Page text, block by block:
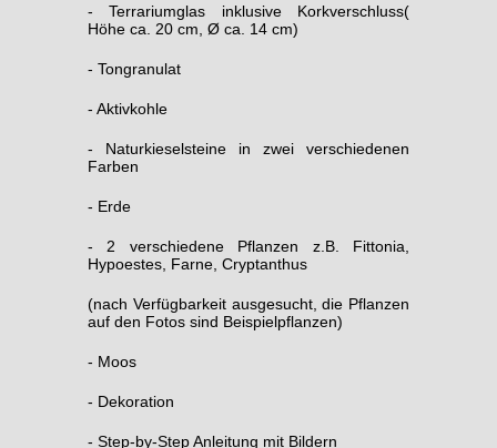
- Terrariumglas inklusive Korkverschluss(
Höhe ca. 20 cm, Ø ca. 14 cm)
- Tongranulat
- Aktivkohle
- Naturkieselsteine in zwei verschiedenen
Farben
- Erde
- 2 verschiedene Pflanzen z.B. Fittonia,
Hypoestes, Farne, Cryptanthus
(nach Verfügbarkeit ausgesucht, die Pflanzen
auf den Fotos sind Beispielpflanzen)
- Moos
- Dekoration
- Step-by-Step Anleitung mit Bildern